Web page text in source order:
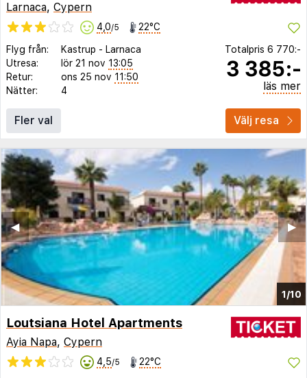
Larnaca, Cypern
4,0/5 22°C
Flyg från: Kastrup - Larnaca
Utresa:
lör 21 nov 13:05
Retur:
ons 25 nov 11:50
Nätter:
4
Totalpris 6 770:-
3 385:-
läs mer
Fler val Välj resa
1/10
▶︎
◀︎
Loutsiana Hotel Apartments
Ayia Napa, Cypern
4,5/5 22°C